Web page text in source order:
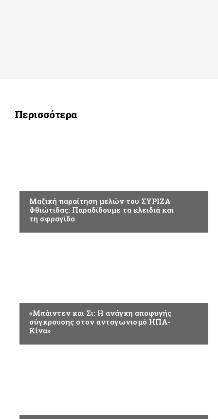
Περισσότερα
Μαζική παραίτηση μελών του ΣΥΡΙΖΑ
Φθιώτιδας: Παραδίδουμε τα κλειδιά και
τη σφραγίδα
«Μπάιντεν και Σι: Η ανάγκη αποφυγής
σύγκρουσης στον ανταγωνισμό ΗΠΑ-
Κίνα»